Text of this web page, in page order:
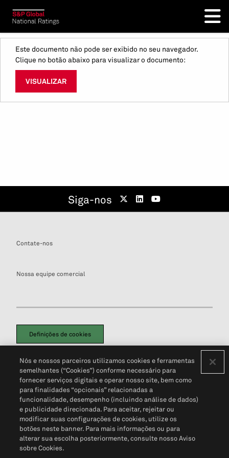
Este documento não pode ser exibido no seu navegador.
Clique no botão abaixo para visualizar o documento:
VISUALIZAR
Siga-nos
Contate-nos
Nossa equipe comercial
Definições de cookies
Política de PrivacidadePortal de privacidade do cliente (em inglês)
Não Venda Minhas Informações Pessoais© 2026 S&P Global
Nós e nossos parceiros utilizamos cookies e ferramentas
semelhantes (“Cookies”) conforme necessário para
fornecer serviços digitais e operar nosso site, bem como
para finalidades “opcionais” relacionadas a
funcionalidade, desempenho (incluindo análise de dados)
e publicidade direcionada. Para aceitar, rejeitar ou
modificar suas configurações de cookies, utilize os
botões neste banner. Para mais informações ou para
alterar sua escolha posteriormente, consulte nosso Aviso
sobre Cookies.